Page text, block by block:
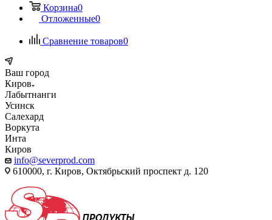
Корзина0
Отложенные0
Сравнение товаров0
Ваш город
Киров
Лабытнанги
Усинск
Салехард
Воркута
Инта
Киров
info@severprod.com
610000, г. Киров, Октябрьский проспект д. 120